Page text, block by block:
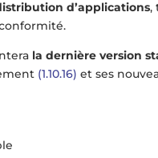
d’applications,
la dernière version
(1.10.16) et ses